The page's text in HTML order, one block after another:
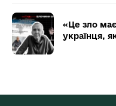
«Це зло
українця,